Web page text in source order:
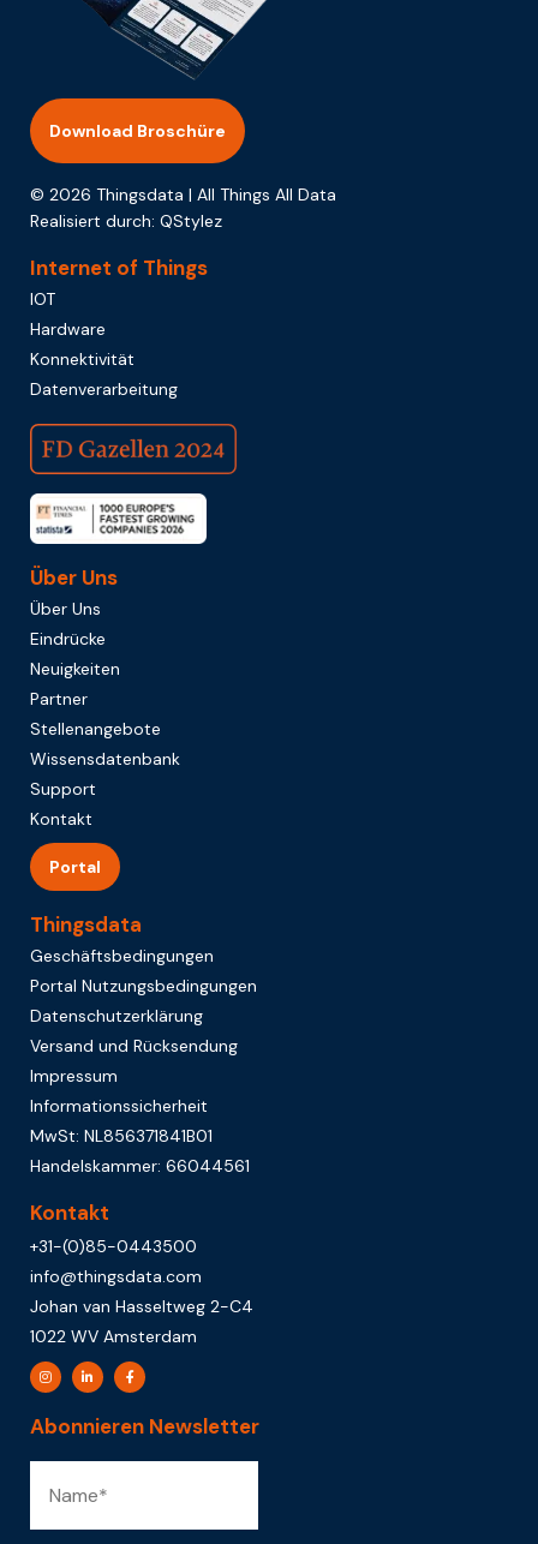
Download Broschüre
© 2026 Thingsdata | All Things All Data
Realisiert durch: QStylez
Internet of Things
IOT
Hardware
Konnektivität
Datenverarbeitung
Über Uns
Über Uns
Eindrücke
Neuigkeiten
Partner
Stellenangebote
Wissensdatenbank
Support
Kontakt
Portal
Thingsdata
Geschäftsbedingungen
Portal Nutzungsbedingungen
Datenschutzerklärung
Versand und Rücksendung
Impressum
Informationssicherheit
MwSt: NL856371841B01
Handelskammer: 66044561
Kontakt
+31-(0)85-0443500
info@thingsdata.com
Johan van Hasseltweg 2-C4
1022 WV Amsterdam
Abonnieren Newsletter